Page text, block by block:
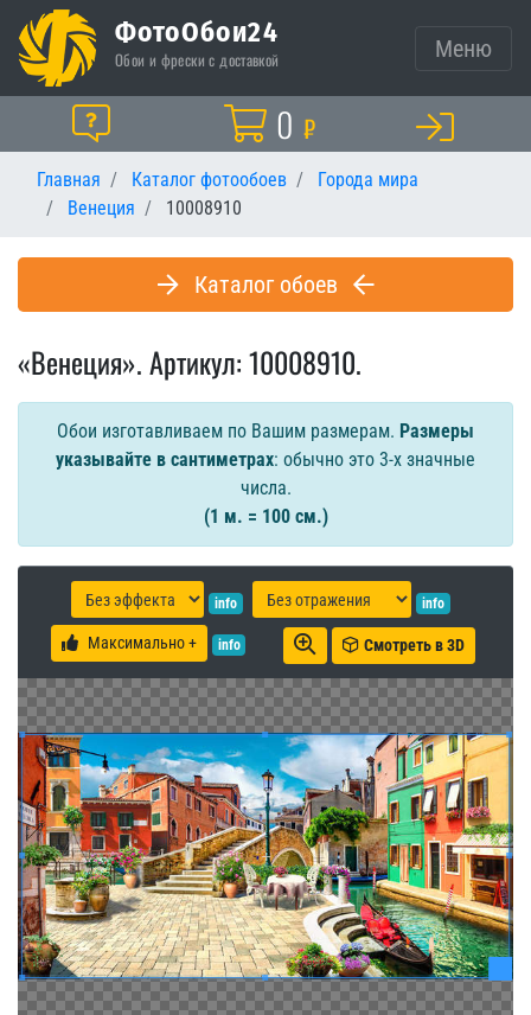
ФотоОбои24
Обои и фрески с доставкой Меню
Помощь Корзина
0 ₽
Главная Каталог фотообоев
Города мира
Венеция
10008910
Каталог обоев
«Венеция». Артикул: 10008910.
Обои изготавливаем по Вашим размерам. Размеры
указывайте в сантиметрах: обычно это 3-х значные
числа.
(1 м. = 100 см.)
info info
Максимально + info Смотреть в 3D